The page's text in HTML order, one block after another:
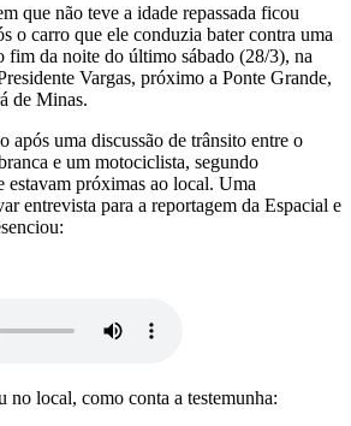
que não teve a idade repassada ficou
o carro que ele conduzia bater contra uma
fim da noite do último sábado (28/3), na
Vargas, próximo a Ponte Grande,
de Minas.
após uma discussão de trânsito entre o
e um motociclista, segundo
estavam próximas ao local. Uma
entrevista para a reportagem da Espacial e
no local, como conta a testemunha: